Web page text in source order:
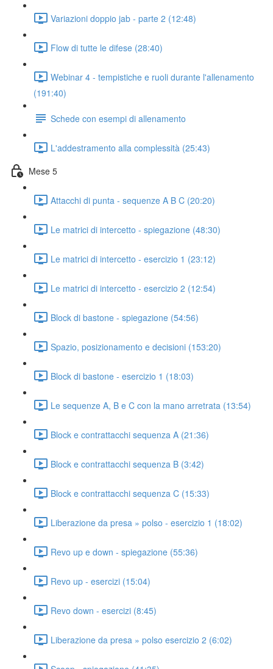
Variazioni doppio jab - parte 2 (12:48)
Flow di tutte le difese (28:40)
Webinar 4 - tempistiche e ruoli durante l'allenamento
(191:40)
Schede con esempi di allenamento
L'addestramento alla complessità (25:43)
Mese 5
Attacchi di punta - sequenze A B C (20:20)
Le matrici di intercetto - spiegazione (48:30)
Le matrici di intercetto - esercizio 1 (23:12)
Le matrici di intercetto - esercizio 2 (12:54)
Block di bastone - spiegazione (54:56)
Spazio, posizionamento e decisioni (153:20)
Block di bastone - esercizio 1 (18:03)
Le sequenze A, B e C con la mano arretrata (13:54)
Block e contrattacchi sequenza A (21:36)
Block e contrattacchi sequenza B (3:42)
Block e contrattacchi sequenza C (15:33)
Liberazione da presa » polso - esercizio 1 (18:02)
Revo up e down - spiegazione (55:36)
Revo up - esercizi (15:04)
Revo down - esercizi (8:45)
Liberazione da presa » polso esercizio 2 (6:02)